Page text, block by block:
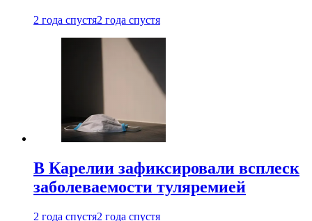
2 года спустя2 года спустя
В Карелии зафиксировали всплеск
заболеваемости туляремией
2 года спустя2 года спустя